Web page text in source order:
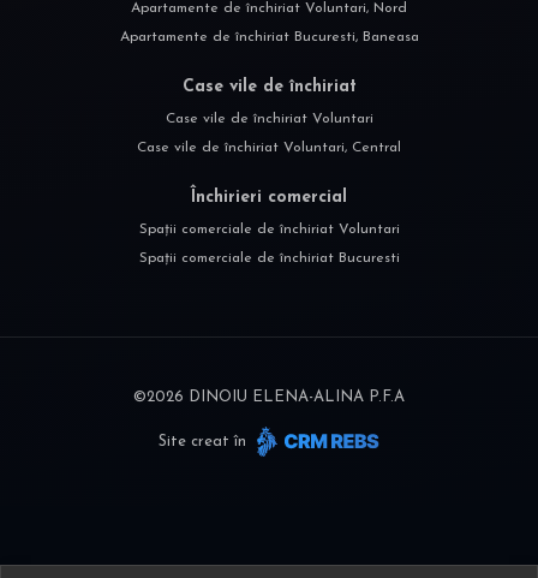
Apartamente de închiriat Voluntari, Nord
Apartamente de închiriat Bucuresti, Baneasa
Case vile de închiriat
Case vile de închiriat Voluntari
Case vile de închiriat Voluntari, Central
Închirieri comercial
Spații comerciale de închiriat Voluntari
Spații comerciale de închiriat Bucuresti
©2026 DINOIU ELENA-ALINA P.F.A
Site creat în